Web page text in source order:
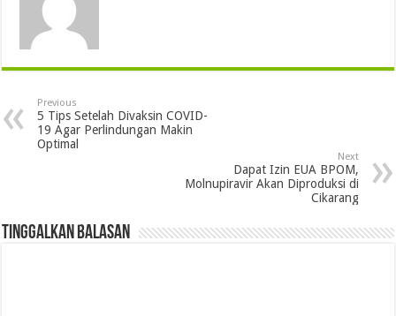
Previous
5 Tips Setelah Divaksin COVID-
19 Agar Perlindungan Makin
Optimal
Next
Dapat Izin EUA BPOM,
Molnupiravir Akan Diproduksi di
Cikarang
Tinggalkan Balasan